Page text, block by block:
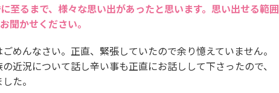
至るまで、様々な思い出があったと思います。思い出せる範囲
聞かせください。
めんなさい。正直、緊張していたので余り憶えていません。
近況について話し辛い事も正直にお話しして下さったので、
た。